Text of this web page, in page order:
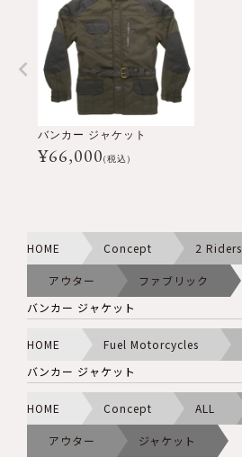
バンカー ジャケット
¥66,000(税込)
HOME Concept 2 Riders
アウター
ファブリック
バンカー ジャケット
HOME Fuel Motorcycles
バンカー ジャケット
HOME Concept ALL
アウター
ジャケット